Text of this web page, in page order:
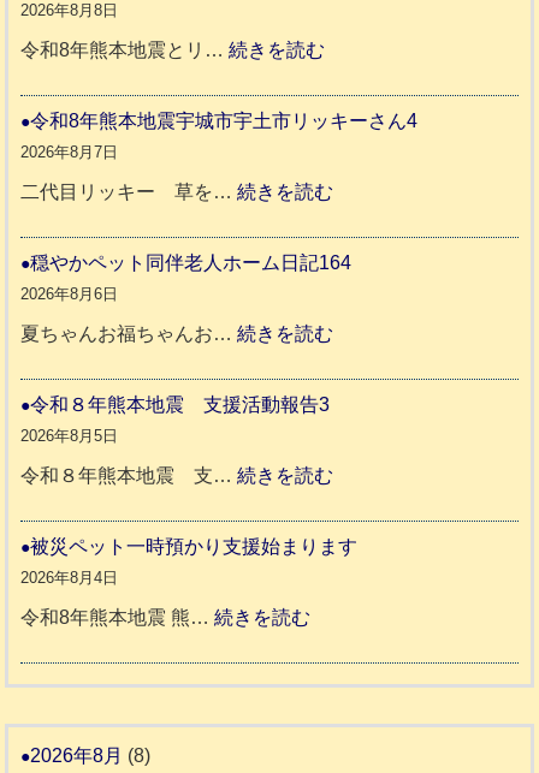
2026年8月8日
令和8年熊本地震とリ…続きを読む
和
年
本
援
市
氷
令和8年熊本地震宇城市宇土市リッキーさん4
2026年8月7日
二代目リッキー 草を…続きを読む
和
城
市
市
ッ
穏やかペット同伴老人ホーム日記164
2026年8月6日
夏ちゃんお福ちゃんお…続きを読む
ト
人
令和８年熊本地震 支援活動報告3
2026年8月5日
令和８年熊本地震 支…続きを読む
和
被災ペット一時預かり支援始まります
2026年8月4日
令和8年熊本地震 熊…続きを読む
災
2026年8月 (8)